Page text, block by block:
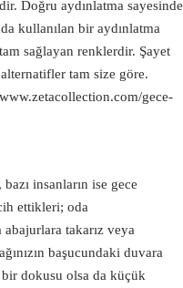
Doğru aydınlatma sayesinde
kullanılan bir aydınlatma
sağlayan renklerdir. Şayet
tam size göre.
gece-
insanların ise gece
ettikleri; oda
takarız veya
başucundaki duvara
dokusu olsa da küçük